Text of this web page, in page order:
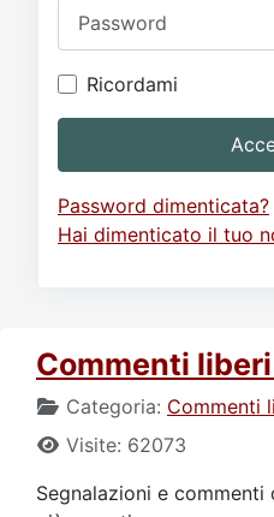
Ricordami
Password dimenticata?
Hai dimenticato il tuo
Commenti
Categoria: Commenti
Visite: 62073
Segnalazioni e